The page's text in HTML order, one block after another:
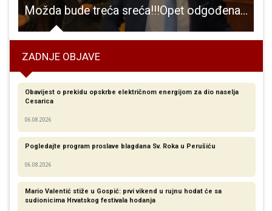
Možda bude treća sreća!!!Opet odgođena već jednom odgođena sjednica županijske Skupštine
ZADNJE OBJAVE
Obavijest o prekidu opskrbe električnom energijom za dio naselja
Cesarica
06.08.2026
Pogledajte program proslave blagdana Sv. Roka u Perušiću
06.08.2026
Mario Valentić stiže u Gospić: prvi vikend u rujnu hodat će sa
sudionicima Hrvatskog festivala hodanja